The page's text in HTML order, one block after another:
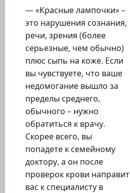
— «Красные лампочки» –
это нарушения сознания,
речи, зрения (более
серьезные, чем обычно)
плюс сыпь на коже. Если
вы чувствуете, что ваше
недомогание вышло за
пределы среднего,
обычного – нужно
обратиться к врачу.
Скорее всего, вы
попадете к семейному
доктору, а он после
проверок крови направит
вас к специалисту в